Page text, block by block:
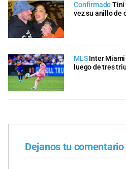
ConfirmadoTini
vez su anillo de
MLS Inter
luego de tres
Dejanos tu comentario